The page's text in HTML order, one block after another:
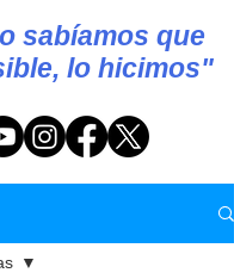
sabíamos que
lo hicimos"